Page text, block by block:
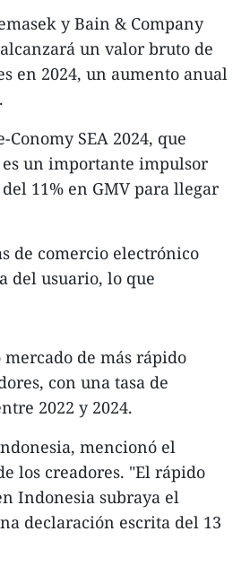
y Bain & Company
un valor bruto de
en 2024, un aumento anual
SEA 2024, que
un importante impulsor
11% en GMV para llegar
de comercio electrónico
del usuario, lo que
de más rápido
con una tasa de
2022 y 2024.
mencionó el
los creadores. "El rápido
Indonesia subraya el
declaración escrita del 13